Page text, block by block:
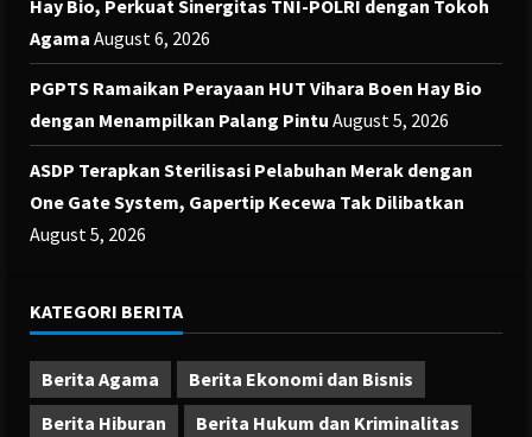
Hay Bio, Perkuat Sinergitas TNI-POLRI dengan Tokoh
Agama August 6, 2026
PGPTS Ramaikan Perayaan HUT Vihara Boen Hay Bio
dengan Menampilkan Palang Pintu August 5, 2026
ASDP Terapkan Sterilisasi Pelabuhan Merak dengan
One Gate System, Gapertip Kecewa Tak Dilibatkan
August 5, 2026
KATEGORI BERITA
Berita Agama
Berita Ekonomi dan Bisnis
Berita Hiburan
Berita Hukum dan Kriminalitas